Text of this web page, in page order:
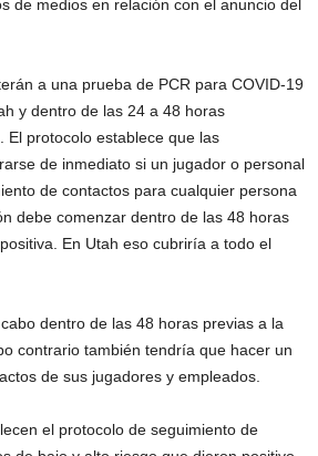
de medios en relación con el anuncio del
a una prueba de PCR para COVID-19
y dentro de las 24 a 48 horas
El protocolo establece que las
de inmediato si un jugador o personal
de contactos para cualquier persona
debe comenzar dentro de las 48 horas
En Utah eso cubriría a todo el
dentro de las 48 horas previas a la
contrario también tendría que hacer un
de sus jugadores y empleados.
el protocolo de seguimiento de